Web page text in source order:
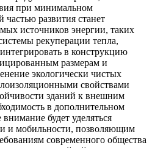
при минимальном
развития станет
источников энергии, таких
рекуперации тепла,
в конструкцию
размерам и
экологически чистых
свойствами
зданий к внешним
в дополнительном
будет уделяться
и мобильности, позволяющим
современного общества